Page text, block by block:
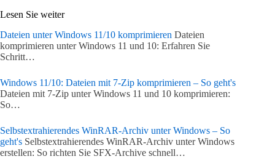
Lesen Sie weiter
Dateien unter Windows 11/10 komprimieren Dateien
komprimieren unter Windows 11 und 10: Erfahren Sie
Schritt…
Windows 11/10: Dateien mit 7-Zip komprimieren – So geht's
Dateien mit 7-Zip unter Windows 11 und 10 komprimieren:
So…
Selbstextrahierendes WinRAR-Archiv unter Windows – So
geht's Selbstextrahierendes WinRAR-Archiv unter Windows
erstellen: So richten Sie SFX-Archive schnell…